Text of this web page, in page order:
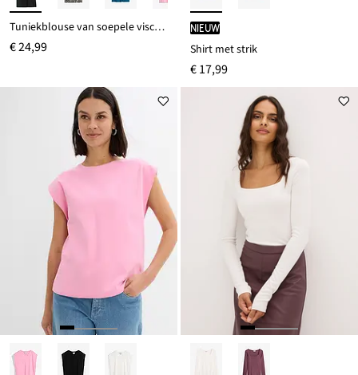
Tuniekblouse van soepele viscose
€ 24,99
Nieuw
Shirt met strik
€ 17,99